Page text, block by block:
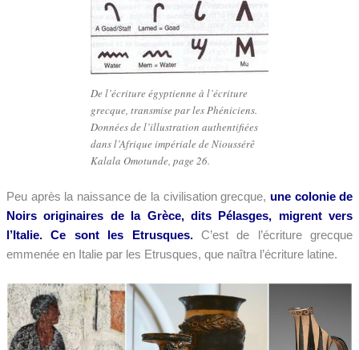
De l’écriture égyptienne à l’écriture
grecque, transmise par les Phéniciens.
Données de l’illustration authentifiées
dans l’Afrique impériale de Nioussérê
Kalala Omotunde, page 26.
Peu après la naissance de la civilisation grecque, une colonie de
Noirs originaires de la Grèce, dits Pélasges, migrent vers
l’Italie. Ce sont les Etrusques.C’est de l’écriture grecque
emmenée en Italie par les Etrusques, que naîtra l’écriture latine.